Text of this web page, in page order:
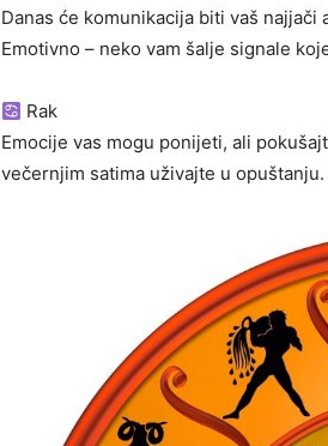
Danas će komunikacija biti vaš
Emotivno – neko vam šalje signale
Rak
Emocije vas mogu ponijeti, ali
večernjim satima uživajte u